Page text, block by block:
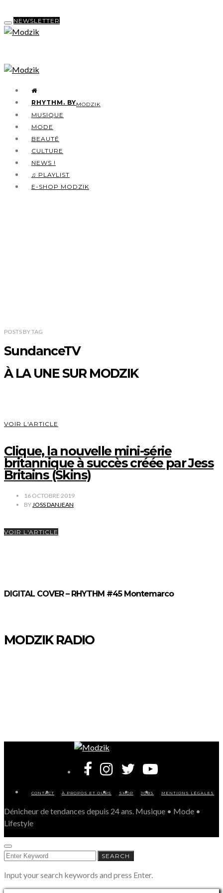
NEWSLETTER
RHYTHM. BYMODZIK
MUSIQUE
MODE
BEAUTÉ
CULTURE
NEWS !
♫ PLAYLIST
E-SHOP MODZIK
POSTS BYTAG
SundanceTV
À LA UNE SUR MODZIK
VOIR L'ARTICLE
Clique, la nouvelle mini-série
britannique à succès créée par Jess
Britains (Skins)
16 OCTOBRE 2019
BY JOSS DANJEAN
VOIR L'ARTICLE
DIGITAL COVER – RHYTHM #45 Montemarco
MODZIK RADIO
CONTACT À PROPOS ET OURS SHOP JOBS MENTIONS LÉGALES
Dénicheur de tendances depuis 24 ans. Musique • Mode •
Lifestyle
SEARCH
FOR:
SEARCH
Input your search keywords and press Enter.